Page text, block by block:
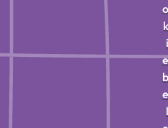
o
k
i
e
b
e
l